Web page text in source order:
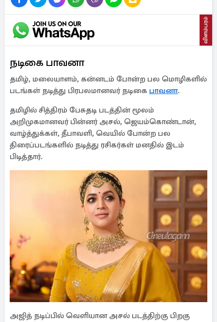
விளம்பரம்
நடிகை பாவனா
தமிழ், மலையாளம், கன்னடம் போன்ற பல மொழிகளில்
படங்கள் நடித்து பிரபலமானவர் நடிகை பாவனா.
தமிழில் சித்திரம் பேசுதடி படத்தின் மூலம்
அறிமுகமானவர் பின்னர் அசல், ஜெயம்கொண்டான்,
வாழ்த்துக்கள், தீபாவளி, வெயில் போன்ற பல
திரைப்படங்களில் நடித்து ரசிகர்கள் மனதில் இடம்
பிடித்தார்.
அஜித் நடிப்பில் வெளியான அசல் படத்திற்கு பிறகு